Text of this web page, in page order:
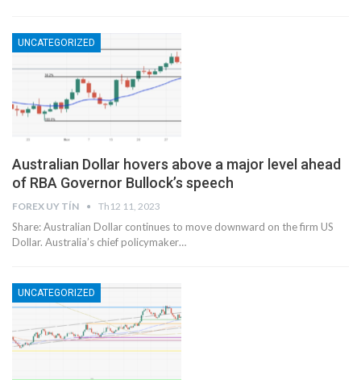
UNCATEGORIZED
Australian Dollar hovers above a major level ahead
of RBA Governor Bullock’s speech
FOREX UY TÍN Th12 11, 2023
Share: Australian Dollar continues to move downward on the firm US
Dollar. Australia’s chief policymaker…
UNCATEGORIZED